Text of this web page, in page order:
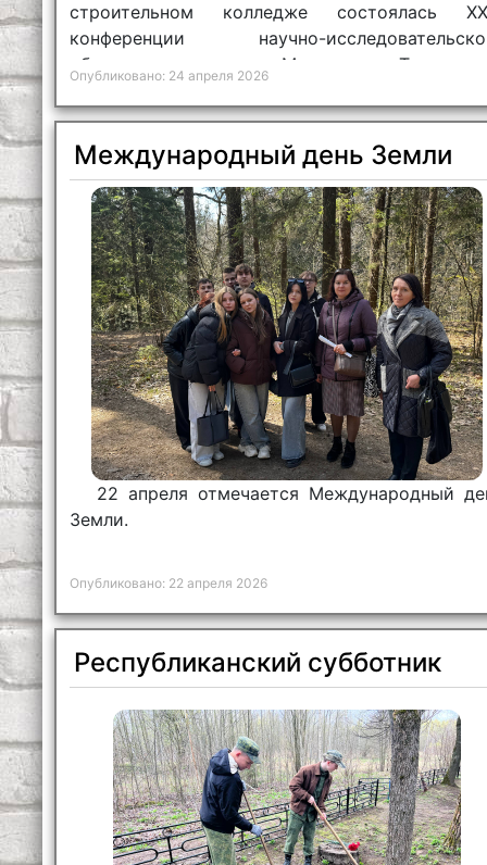
строительном колледже состоялась
конференции научно-
общества учащихся «Молодость.
Современность».
Опубликовано: 24 апреля 2026
Международный день Земли
22 апреля отмечается Международный
Земли.
Опубликовано: 22 апреля 2026
Республиканский субботник